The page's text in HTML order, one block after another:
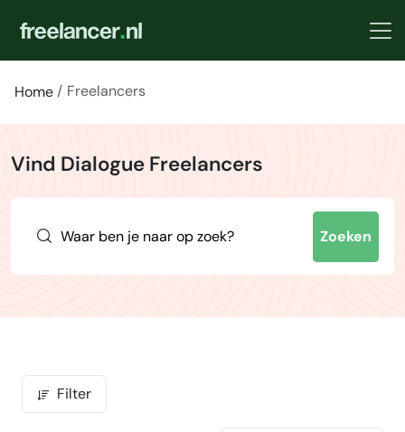
Home Freelancers
Vind Dialogue Freelancers
Zoeken
Filter